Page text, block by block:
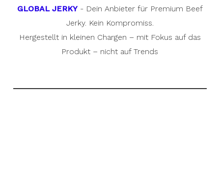
GLOBAL JERKY- Dein Anbieter für Premium Beef
Jerky. Kein Kompromiss.
Hergestellt in kleinen Chargen – mit Fokus auf das
Produkt – nicht auf Trends